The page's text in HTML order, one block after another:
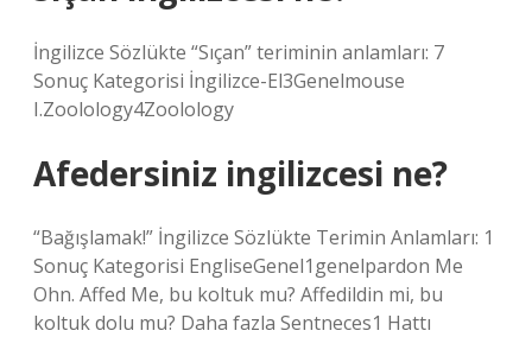
İngilizce Sözlükte “Sıçan” teriminin anlamları: 7
Sonuç Kategorisi İngilizce-El3Genelmouse
I.Zoolology4Zoolology
Afedersiniz ingilizcesi ne?
“Bağışlamak!” İngilizce Sözlükte Terimin Anlamları: 1
Sonuç Kategorisi EngliseGenel1genelpardon Me
Ohn. Affed Me, bu koltuk mu? Affedildin mi, bu
koltuk dolu mu? Daha fazla Sentneces1 Hattı